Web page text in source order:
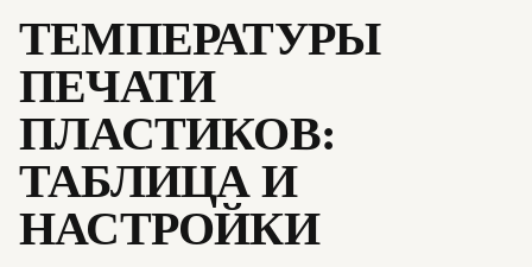
ТЕМПЕРАТУРЫ
ПЕЧАТИ
ПЛАСТИКОВ:
ТАБЛИЦА И
НАСТРОЙКИ